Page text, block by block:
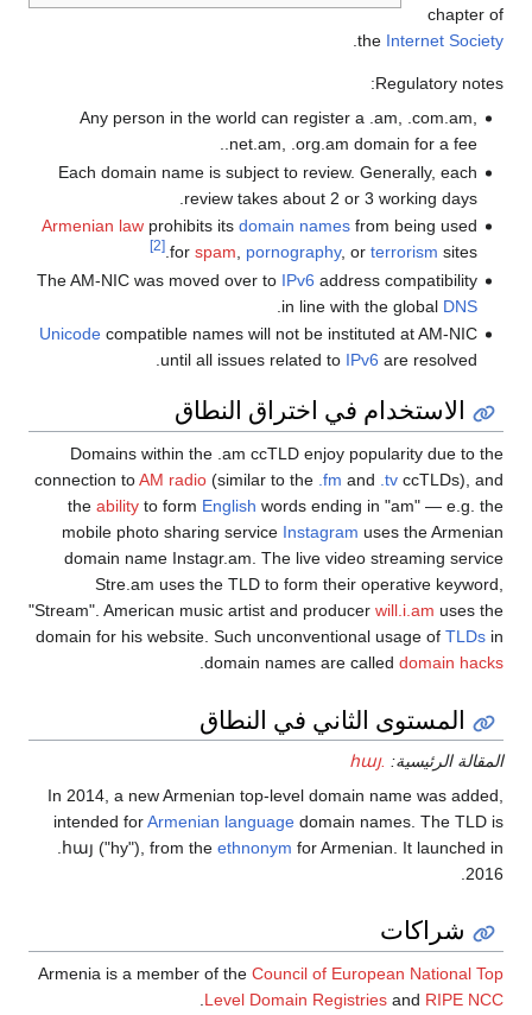
chapter of
the Internet Society
.
Regulatory notes:
Any person in the world can register a .am, .com.am,
.net.am, .org.am domain for a fee.
Each domain name is subject to review. Generally, each
review takes about 2 or 3 working days.
Armenian lawprohibits its domain namesfrom being used
for spam pornography, or terrorism sites.
[2]
The AM-NIC was moved over to IPv6 address compatibility
in line with the global DNS
Unicodecompatible names will not be instituted at AM-NIC
until all issues related to IPv6 are resolved.
الاستخدام في اختراق النطاق
Domains within the .am ccTLD enjoy popularity due to the
connection toAM radio (similar to the .fm and .tv ccTLDs), and
the ability to form English words ending in "am" — e.g. the
mobile photo sharing service Instagram uses the Armenian
domain name Instagr.am. The live video streaming service
Stre.am uses the TLD to form their operative keyword,
"Stream". American music artist and producer will.i.am uses the
domain for his website. Such unconventional usage of TLDs in
domain names are called domain hacks
المستوى الثاني في النطاق
المقالة الرئيسية: .հայ
In 2014, a new Armenian top-level domain name was added,
intended forArmenian language domain names. The TLD is
.հայ ("hy"), from the ethnonym for Armenian. It launched in
2016.
شراكات
Armenia is a member of the Council of European National Top
Level Domain Registries and RIPE NCC